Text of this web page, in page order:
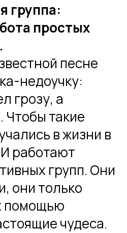
группа:
простых
песне
недоучку:
грозу, а
Чтобы такие
в жизни в
работают
групп. Они
они только
помощью
чудеса.